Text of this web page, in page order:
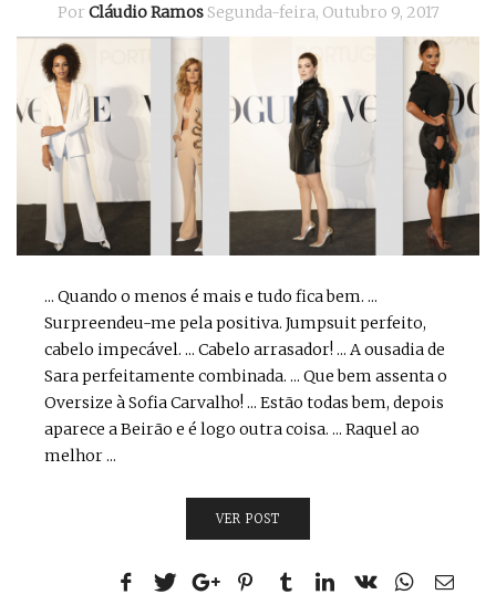
Por Cláudio Ramos Segunda-feira, Outubro 9, 2017
... Quando o menos é mais e tudo fica bem. ...
Surpreendeu-me pela positiva. Jumpsuit perfeito,
cabelo impecável. ... Cabelo arrasador! ... A ousadia de
Sara perfeitamente combinada. ... Que bem assenta o
Oversize à Sofia Carvalho! ... Estão todas bem, depois
aparece a Beirão e é logo outra coisa. ... Raquel ao
melhor ...
VER POST